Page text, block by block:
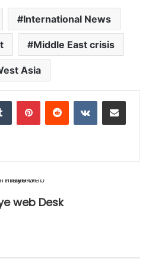
International News
Middle East crisis
Asia
Tumblr PinterestReddit VKontakteShare via Email
web Desk